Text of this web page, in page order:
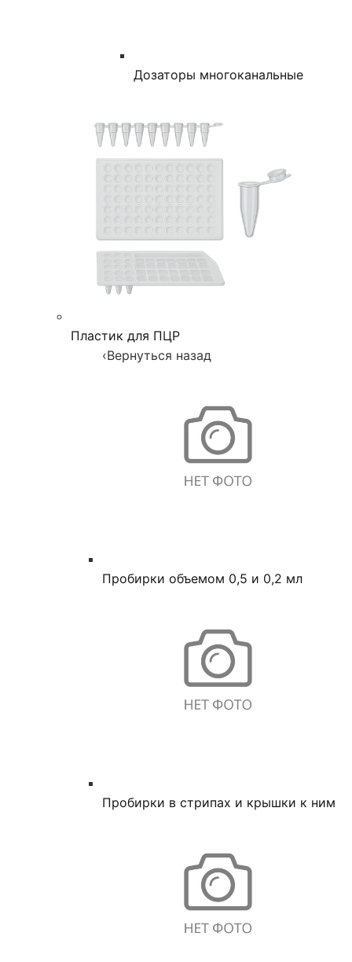
Дозаторы многоканальные
Пластик для ПЦР
‹Вернуться назад
Пробирки объемом 0,5 и 0,2 мл
Пробирки в стрипах и крышки к ним